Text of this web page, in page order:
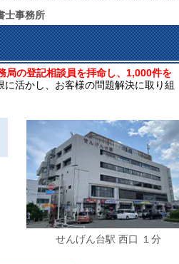
士事務所
局の登記相談員を拝命し、1,000件を
活かし、お客様の問題解決に取り組
せんげん台駅 西口 １分